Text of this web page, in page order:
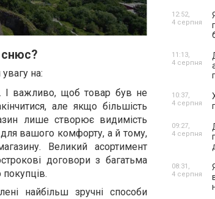
снюс?
на:
І важливо, щоб товар був не
але якщо більшість
лише створює видимість
вашого комфорту, а й тому,
Великий асортимент
договори з багатьма
найбільш зручні способи
12:52,
4 серпня
11:13,
4 серпня
10:37,
4 серпня
09:27,
4 серпня
08:31,
4 серпня